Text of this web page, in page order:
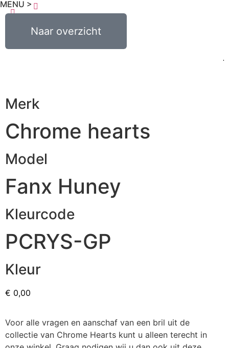
MENU >
Naar overzicht
0,00
Merk
Chrome hearts
Model
Fanx Huney
Kleurcode
PCRYS-GP
Kleur
€ 0,00
Voor alle vragen en aanschaf van een bril uit de
collectie van Chrome Hearts kunt u alleen terecht in